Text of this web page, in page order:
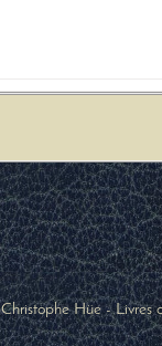
Christophe Hüe - Livres